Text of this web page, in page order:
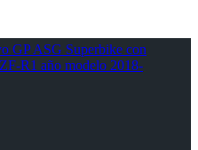
GP ASG Superbike con
R1 año modelo 2018-